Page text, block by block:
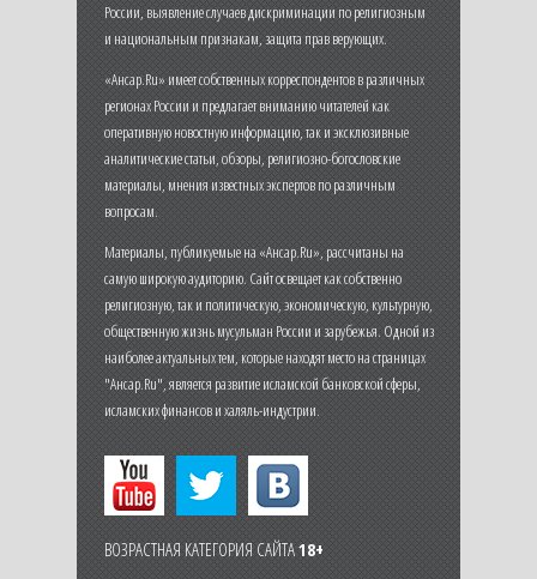
России, выявление случаев дискриминации по религиозным
и национальным признакам, защита прав верующих.
«Ансар.Ru» имеет собственных корреспондентов в различных
регионах России и предлагает вниманию читателей как
оперативную новостную информацию, так и эксклюзивные
аналитические статьи, обзоры, религиозно-богословские
материалы, мнения известных экспертов по различным
вопросам.
Материалы, публикуемые на «Ансар.Ru», рассчитаны на
самую широкую аудиторию. Сайт освещает как собственно
религиозную, так и политическую, экономическую, культурную,
общественную жизнь мусульман России и зарубежья. Одной из
наиболее актуальных тем, которые находят место на страницах
"Ансар.Ru", является развитие исламской банковской сферы,
исламских финансов и халяль-индустрии.
ВОЗРАСТНАЯ КАТЕГОРИЯ САЙТА18+